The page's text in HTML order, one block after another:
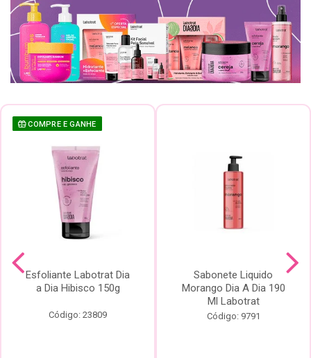
COMPRE E GANHE
Esfoliante Labotrat Dia
a Dia Hibisco 150g
Código: 23809
Sabonete Liquido
Morango Dia A Dia 190
Ml Labotrat
Código: 9791